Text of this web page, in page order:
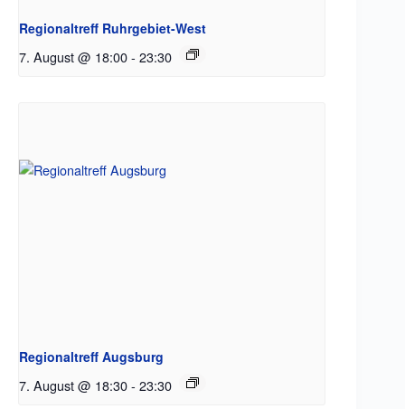
Regionaltreff Ruhrgebiet-West
7. August @ 18:00- 23:30
Regionaltreff Augsburg
7. August @ 18:30- 23:30